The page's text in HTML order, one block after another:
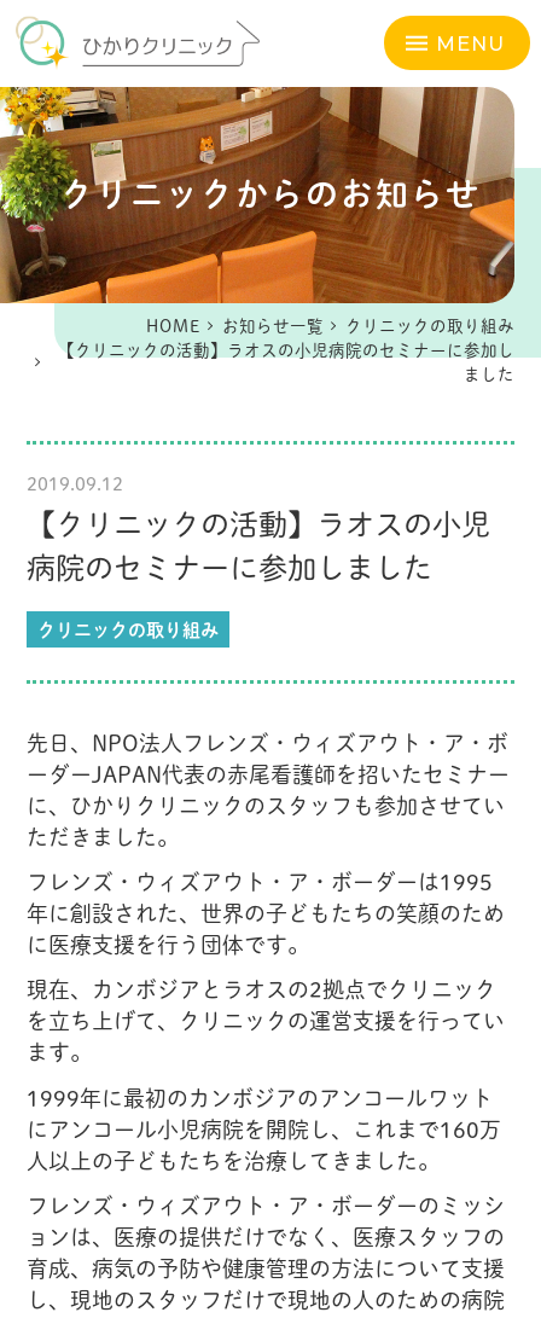
MENU
クリニックからのお知らせ
HOME お知らせ一覧
クリニックの取り組み
【クリニックの活動】ラオスの小児病院のセミナーに参加し
ました
2019.09.12
【クリニックの活動】ラオスの小児
病院のセミナーに参加しました
クリニックの取り組み
先日、NPO法人フレンズ・ウィズアウト・ア・ボ
ーダーJAPAN代表の赤尾看護師を招いたセミナー
に、ひかりクリニックのスタッフも参加させてい
ただきました。
フレンズ・ウィズアウト・ア・ボーダーは1995
年に創設された、世界の子どもたちの笑顔のため
に医療支援を行う団体です。
現在、カンボジアとラオスの2拠点でクリニック
を立ち上げて、クリニックの運営支援を行ってい
ます。
1999年に最初のカンボジアのアンコールワット
にアンコール小児病院を開院し、これまで160万
人以上の子どもたちを治療してきました。
フレンズ・ウィズアウト・ア・ボーダーのミッシ
ョンは、医療の提供だけでなく、医療スタッフの
育成、病気の予防や健康管理の方法について支援
し、現地のスタッフだけで現地の人のための病院